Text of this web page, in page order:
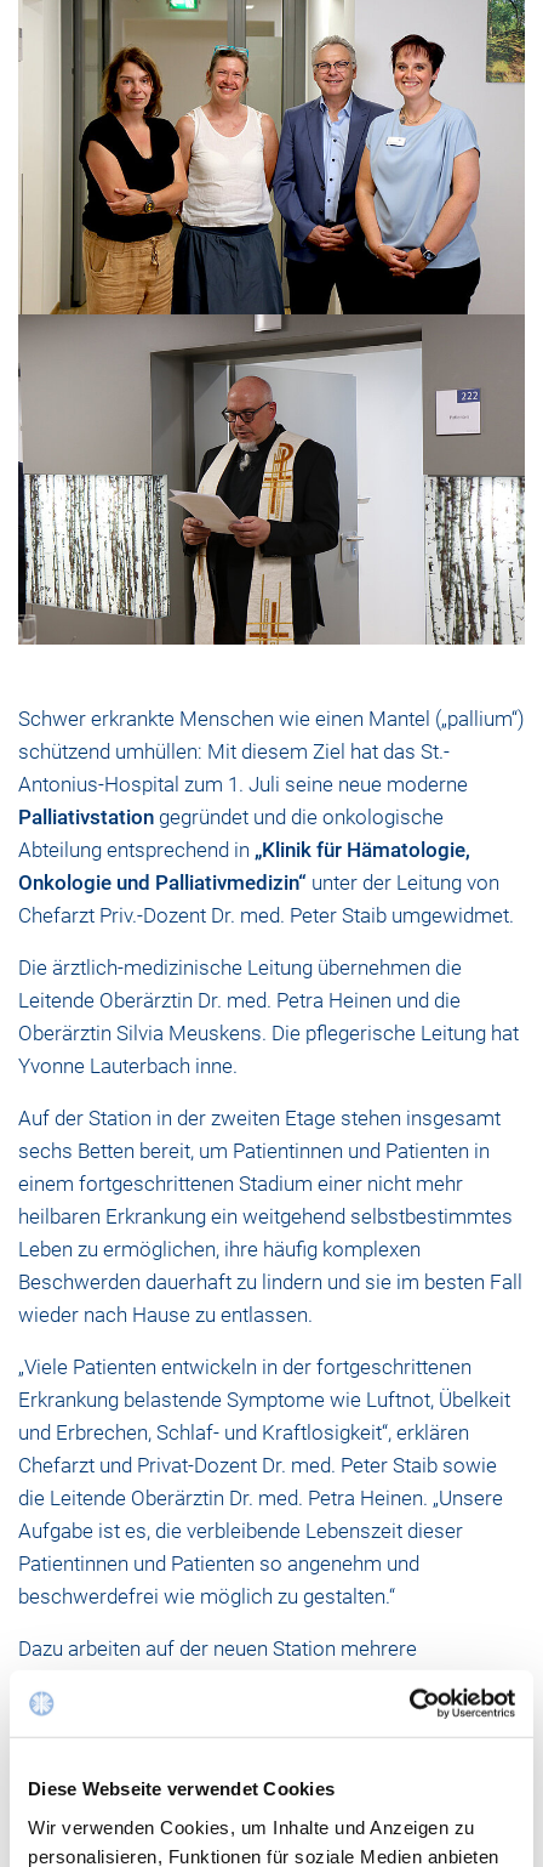
Diese Webseite verwendet Cookies
Wir verwenden Cookies, um Inhalte und Anzeigen zu
personalisieren, Funktionen für soziale Medien anbieten
Schwer erkrankte Menschen wie einen Mantel („pallium“)
schützend umhüllen: Mit diesem Ziel hat das St.-
Antonius-Hospital zum 1. Juli seine neue moderne
Palliativstation gegründet und die onkologische
Abteilung entsprechend in „Klinik für Hämatologie,
Onkologie und Palliativmedizin“ unter der Leitung von
Chefarzt Priv.-Dozent Dr. med. Peter Staib umgewidmet.
Die ärztlich-medizinische Leitung übernehmen die
Leitende Oberärztin Dr. med. Petra Heinen und die
Oberärztin Silvia Meuskens. Die pflegerische Leitung hat
Yvonne Lauterbach inne.
Auf der Station in der zweiten Etage stehen insgesamt
sechs Betten bereit, um Patientinnen und Patienten in
einem fortgeschrittenen Stadium einer nicht mehr
heilbaren Erkrankung ein weitgehend selbstbestimmtes
Leben zu ermöglichen, ihre häufig komplexen
Beschwerden dauerhaft zu lindern und sie im besten Fall
wieder nach Hause zu entlassen.
„Viele Patienten entwickeln in der fortgeschrittenen
Erkrankung belastende Symptome wie Luftnot, Übelkeit
und Erbrechen, Schlaf- und Kraftlosigkeit“, erklären
Chefarzt und Privat-Dozent Dr. med. Peter Staib sowie
die Leitende Oberärztin Dr. med. Petra Heinen. „Unsere
Aufgabe ist es, die verbleibende Lebenszeit dieser
Patientinnen und Patienten so angenehm und
beschwerdefrei wie möglich zu gestalten.“
Dazu arbeiten auf der neuen Station mehrere
Schmerzmediziner, Onkologen, speziell ausgebildete
Pflegefachpersonen, Psychoonkologen, Physio- und
Aromatherapeuten sowie Seelsorger. Bei
Patienten die nächsten Behandlungsschritte individuell